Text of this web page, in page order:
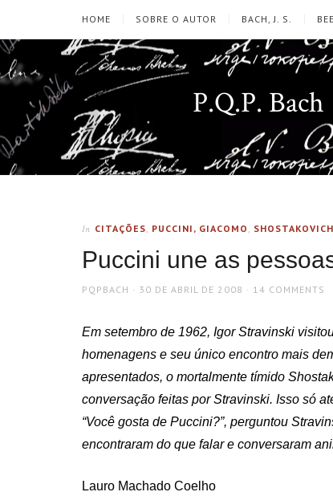
HOME SOBRE O AUTOR BACH, J. S.
P.Q.P. Bach
In CITAÇÕES, PUCCINI, GIACOMO ,
Puccini une as
AUTHOR
PQPBACH
POSTED
30 DE ABRIL DE 2008 14 COMMENTS
Em setembro de 1962, Igor Stravinski
homenagens e seu único encontro mais
apresentados, o mortalmente tímido
conversação feitas por Stravinski. Isso só
“Você gosta de Puccini?”, perguntou
encontraram do que falar e conversaram
Lauro Machado Coelho